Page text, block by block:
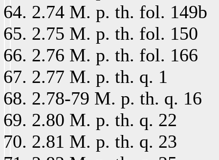
2.74 M. p. th. fol. 149b
2.75 M. p. th. fol. 150
2.76 M. p. th. fol. 166
2.77 M. p. th. q. 1
2.78-79 M. p. th. q. 16
2.80 M. p. th. q. 22
2.81 M. p. th. q. 23